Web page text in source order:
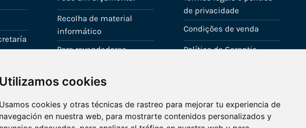
Utilizamos cookies
Usamos cookies y otras técnicas de rastreo para mejorar tu experiencia de
navegación en nuestra web, para mostrarte contenidos personalizados y
Recolha de material
informático
Para revendedores
de privacidade
Condições de venda
Política de Garantia
Fale connosco